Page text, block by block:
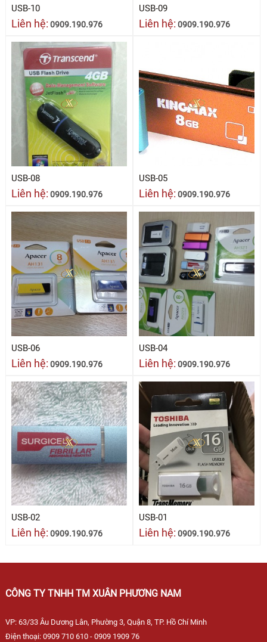
USB-10
Liên hệ: 0909.190.976
USB-09
Liên hệ: 0909.190.976
USB-08
Liên hệ: 0909.190.976
USB-05
Liên hệ: 0909.190.976
USB-06
Liên hệ: 0909.190.976
USB-04
Liên hệ: 0909.190.976
USB-02
Liên hệ: 0909.190.976
USB-01
Liên hệ: 0909.190.976
CÔNG TY TNHH TM XUÂN PHƯƠNG NAM
VP: 63/33 Âu Dương Lân, Phường 3, Quận 8, TP. Hồ Chí Minh
Điện thoại: 0909 710 610 - 0909 1909 76